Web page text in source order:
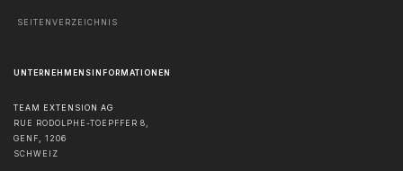
SEITENVERZEICHNIS
UNTERNEHMENSINFORMATIONEN
TEAM EXTENSION AG
RUE RODOLPHE-TOEPFFER 8,
GENF, 1206
SCHWEIZ